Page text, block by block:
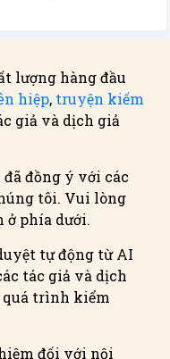
lượng hàng đầu
hiệp, truyện kiếm
giả và dịch giả
đồng ý với các
tôi. Vui lòng
ở phía dưới.
tự động từ AI
tác giả và dịch
quá trình kiểm
đối với nội